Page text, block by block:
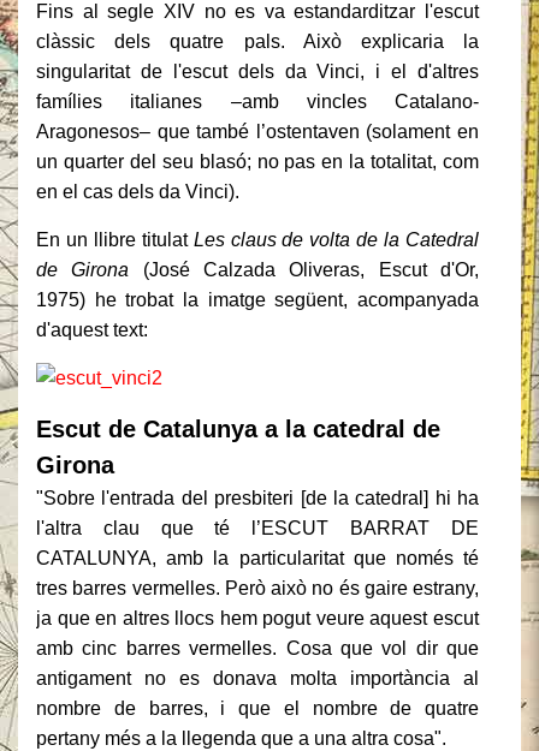
Fins al segle XIV no es va estandarditzar l'escut
clàssic dels quatre pals. Això explicaria la
singularitat de l'escut dels da Vinci, i el d'altres
famílies italianes –amb vincles Catalano-
Aragonesos– que també l’ostentaven (solament en
un quarter del seu blasó; no pas en la totalitat, com
en el cas dels da Vinci).
En un llibre titulat Les claus de volta de la Catedral
de Girona (José Calzada Oliveras, Escut d'Or,
1975) he trobat la imatge següent, acompanyada
d'aquest text:
Escut de Catalunya a la catedral de
Girona
"Sobre l'entrada del presbiteri [de la catedral] hi ha
l'altra clau que té l’ESCUT BARRAT DE
CATALUNYA, amb la particularitat que només té
tres barres vermelles. Però això no és gaire estrany,
ja que en altres llocs hem pogut veure aquest escut
amb cinc barres vermelles. Cosa que vol dir que
antigament no es donava molta importància al
nombre de barres, i que el nombre de quatre
pertany més a la llegenda que a una altra cosa".